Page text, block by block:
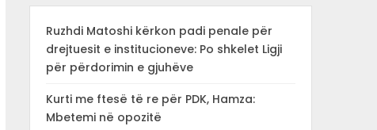
Ruzhdi Matoshi kërkon padi penale për
drejtuesit e institucioneve: Po shkelet Ligji
për përdorimin e gjuhëve
Kurti me ftesë të re për PDK, Hamza:
Mbetemi në opozitë